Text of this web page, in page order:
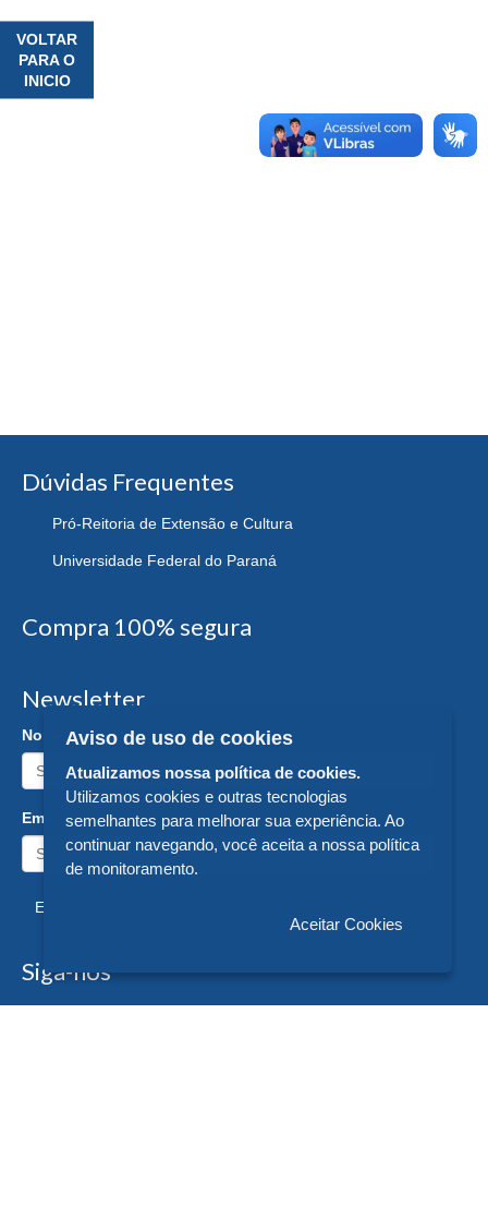
VOLTAR
PARA O
INICIO
Dúvidas Frequentes
Pró-Reitoria de Extensão e Cultura
Universidade Federal do Paraná
Compra 100% segura
Newsletter
Nome:
Email:
Enviar
Siga-nos
Aviso de uso de cookies
Atualizamos nossa política de cookies.
Utilizamos cookies e outras tecnologias
semelhantes para melhorar sua experiência. Ao
continuar navegando, você aceita a nossa política
de monitoramento.
Aceitar Cookies